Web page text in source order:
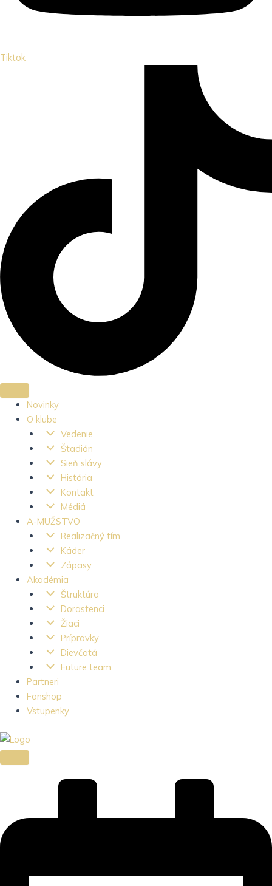
Tiktok
Novinky
O klube
Vedenie
Štadión
Sieň slávy
História
Kontakt
Médiá
A-MUŽSTVO
Realizačný tím
Káder
Zápasy
Akadémia
Štruktúra
Dorastenci
Žiaci
Prípravky
Dievčatá
Future team
Partneri
Fanshop
Vstupenky